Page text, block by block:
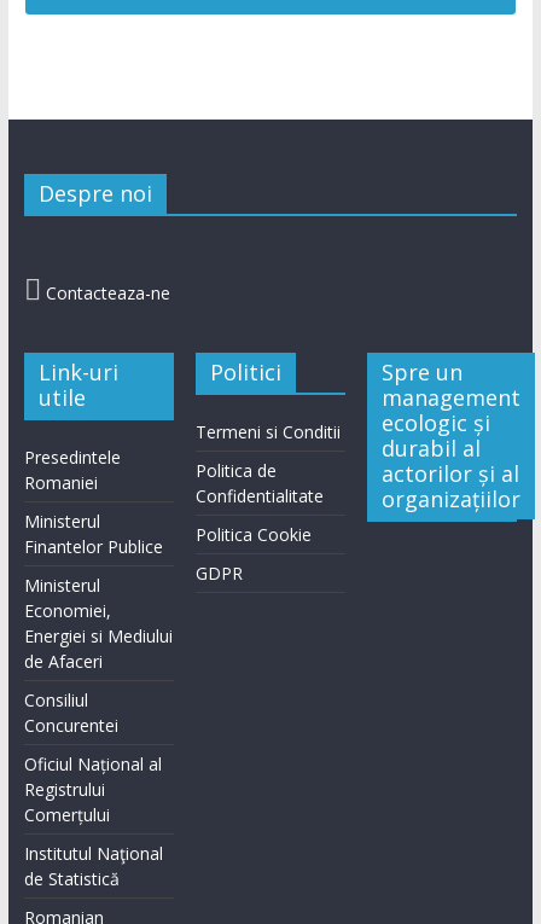
Despre noi
 Contacteaza-ne
Link-uri
utile
Presedintele
Romaniei
Ministerul
Finantelor Publice
Ministerul
Economiei,
Energiei si Mediului
de Afaceri
Consiliul
Concurentei
Oficiul Național al
Registrului
Comerțului
Institutul Naţional
de Statistică
Romanian
Politici
Termeni si Conditii
Politica de
Confidentialitate
Politica Cookie
GDPR
Spre un
management
ecologic și
durabil al
actorilor și al
organizațiilor